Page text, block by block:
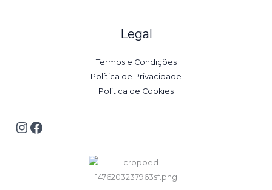
Legal
Termos e Condições
Política de Privacidade
Política de Cookies